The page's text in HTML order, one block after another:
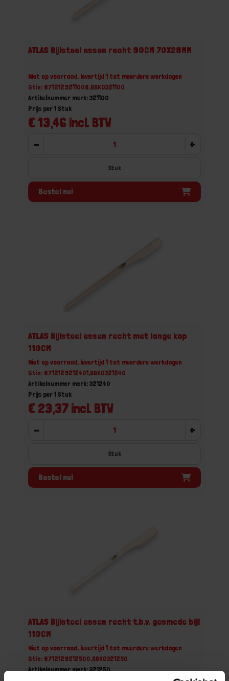
ATLAS Bijlsteel essen recht 90CM 70X28MM
Niet op voorraad, levertijd 1 tot meerdere werkdagen
Gtin: 8712129211008,BBKO321100
Artikelnummer merk: 321100
€ 13,46 incl. BTW
Prijs per 1 Stuk
- +
Stuk
Bestel nu!
ATLAS Bijlsteel essen recht met lange kop
110CM
Niet op voorraad, levertijd 1 tot meerdere werkdagen
Gtin: 8712129212401,BBKO321240
Artikelnummer merk: 321240
€ 23,37 incl. BTW
Prijs per 1 Stuk
- +
Stuk
Bestel nu!
ATLAS Bijlsteel essen recht t.b.v. gesmede bijl
110CM
Niet op voorraad, levertijd 1 tot meerdere werkdagen
Gtin: 8712129212500,BBKO321250
Artikelnummer merk: 321250